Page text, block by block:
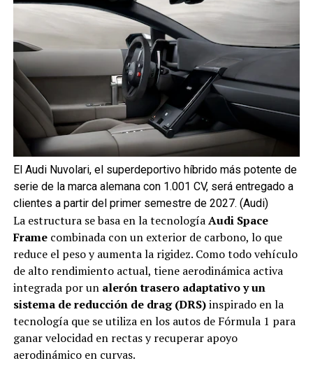
El Audi Nuvolari, el superdeportivo híbrido más potente de
serie de la marca alemana con 1.001 CV, será entregado a
clientes a partir del primer semestre de 2027. (Audi)
La estructura se basa en la tecnologíaAudi Space
Framecombinada con un exterior de carbono, lo que
reduce el peso y aumenta la rigidez. Como todo vehículo
de alto rendimiento actual, tiene aerodinámica activa
integrada por un alerón trasero adaptativo y un
sistema de reducción de drag (DRS)inspirado en la
tecnología que se utiliza en los autos de Fórmula 1 para
ganar velocidad en rectas y recuperar apoyo
aerodinámico en curvas.